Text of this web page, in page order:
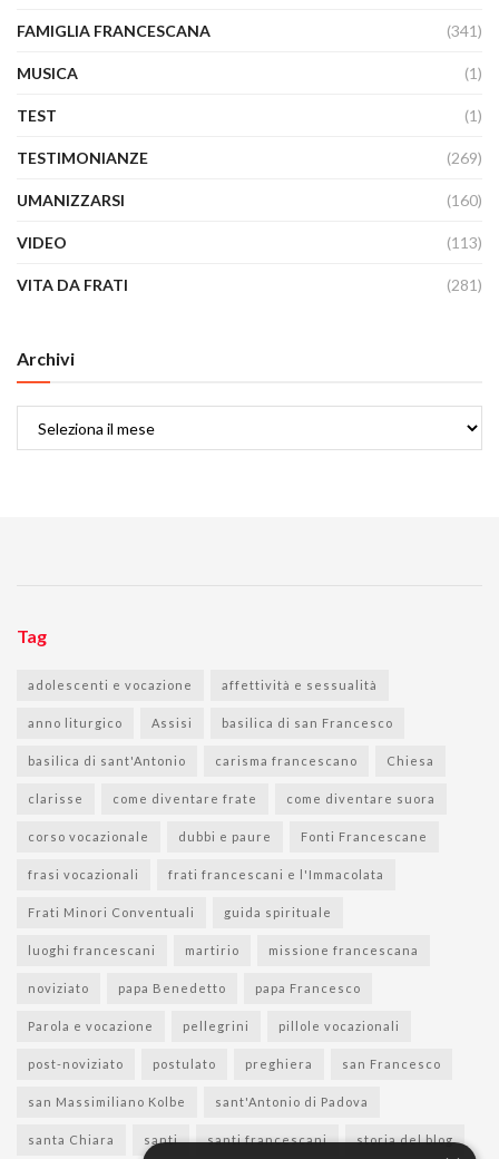
FAMIGLIA FRANCESCANA (341)
MUSICA (1)
TEST (1)
TESTIMONIANZE (269)
UMANIZZARSI (160)
VIDEO (113)
VITA DA FRATI (281)
Archivi
Tag
adolescenti e vocazione affettività e sessualità
anno liturgico Assisi basilica di san Francesco
basilica di sant'Antonio carisma francescano Chiesa
clarisse come diventare frate come diventare suora
corso vocazionale dubbi e paure Fonti Francescane
frasi vocazionali frati francescani e l'Immacolata
Frati Minori Conventuali guida spirituale
luoghi francescani martirio missione francescana
noviziato papa Benedetto papa Francesco
Parola e vocazione pellegrini pillole vocazionali
post-noviziato postulato preghiera san Francesco
san Massimiliano Kolbe sant'Antonio di Padova
santa Chiara santi santi francescani storia del blog